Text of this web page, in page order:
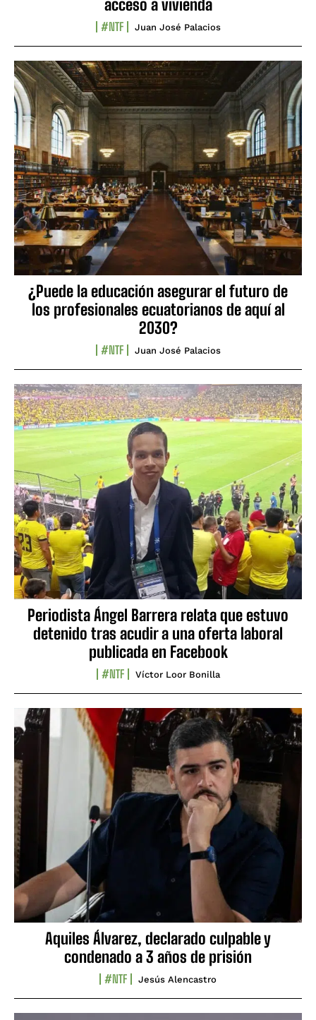
acceso a vivienda
#NTF Juan José Palacios
¿Puede la educación asegurar el futuro de
los profesionales ecuatorianos de aquí al
2030?
#NTF Juan José Palacios
Periodista Ángel Barrera relata que estuvo
detenido tras acudir a una oferta laboral
publicada en Facebook
#NTF Víctor Loor Bonilla
Aquiles Álvarez, declarado culpable y
condenado a 3 años de prisión
#NTF Jesús Alencastro